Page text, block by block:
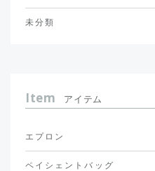
未分類
Item アイテム
エプロン
ペイシェントバッグ